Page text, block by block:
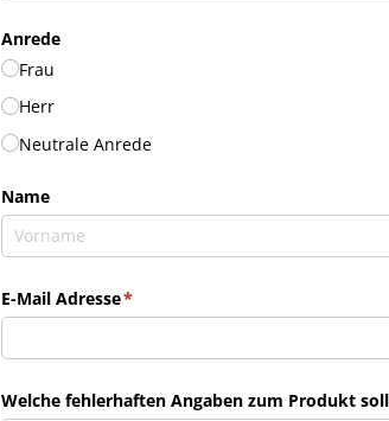
Anrede
Frau
Herr
Neutrale Anrede
Name
E-Mail Adresse*
(erforderlich)
Welche fehlerhaften Angaben zum Produkt